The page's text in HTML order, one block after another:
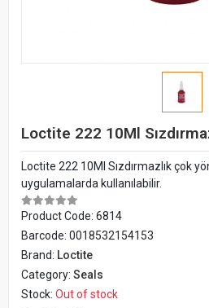
Loctite 222 10Ml
Loctite 222 10Ml Sızdırmazlık çok
uygulamalarda kullanılabilir.
Product Code: 6814
Barcode: 0018532154153
Brand: Loctite
Category: Seals
Stock: Out of stock